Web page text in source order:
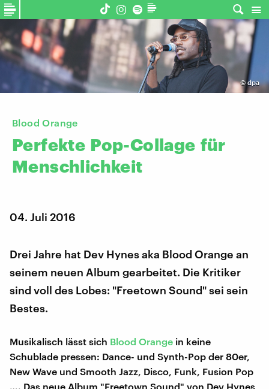
© dpa
Blood Orange
Perfekte Pop-Collage für
Menschlichkeit
04. Juli 2016
Drei Jahre hat Dev Hynes aka Blood Orange an
seinem neuen Album gearbeitet. Die Kritiker
sind voll des Lobes: "Freetown Sound" sei sein
Bestes.
Musikalisch lässt sich Blood Orange in keine
Schublade pressen: Dance- und Synth-Pop der 80er,
New Wave und Smooth Jazz, Disco, Funk, Fusion Pop
…. Das neue Album "Freetown Sound" von Dev Hynes